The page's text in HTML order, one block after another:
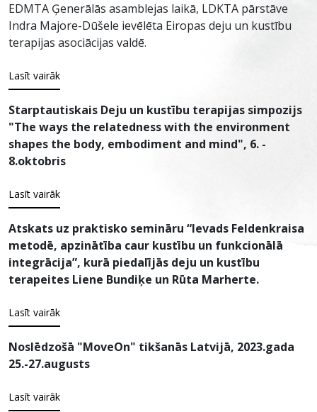
EDMTA Ģenerālās asamblejas laikā, LDKTA pārstāve
Indra Majore-Dūšele ievēlēta Eiropas deju un kustību
terapijas asociācijas valdē.
Lasīt vairāk
Starptautiskais Deju un kustību terapijas simpozijs
"The ways the relatedness with the environment
shapes the body, embodiment and mind", 6. -
8.oktobris
Lasīt vairāk
Atskats uz praktisko semināru “Ievads Feldenkraisa
metodē, apzinātība caur kustību un funkcionālā
integrācija”, kurā piedalījās deju un kustību
terapeites Liene Bundiķe un Rūta Marherte.
Lasīt vairāk
Noslēdzošā "MoveOn" tikšanās Latvijā, 2023.gada
25.-27.augusts
Lasīt vairāk